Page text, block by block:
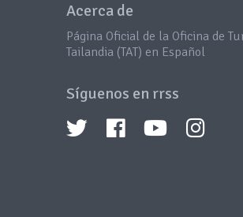
Acerca de
Página Oficial de la Oficina de
Tailandia (TAT) en Español
Síguenos en rrss